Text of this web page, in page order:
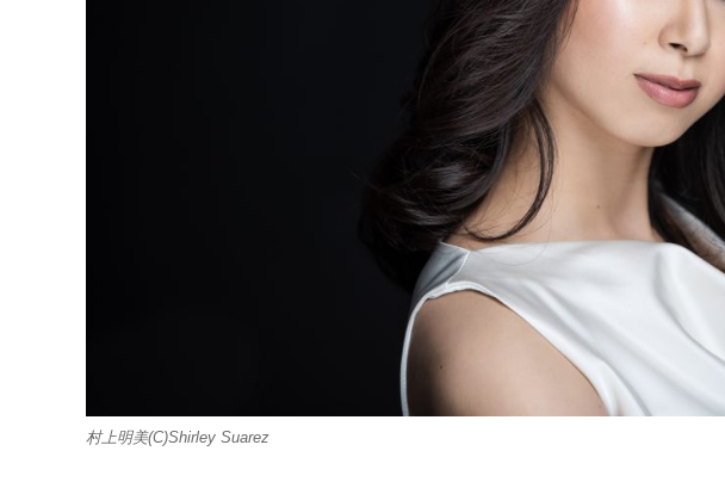
村上明美(C)Shirley Suarez